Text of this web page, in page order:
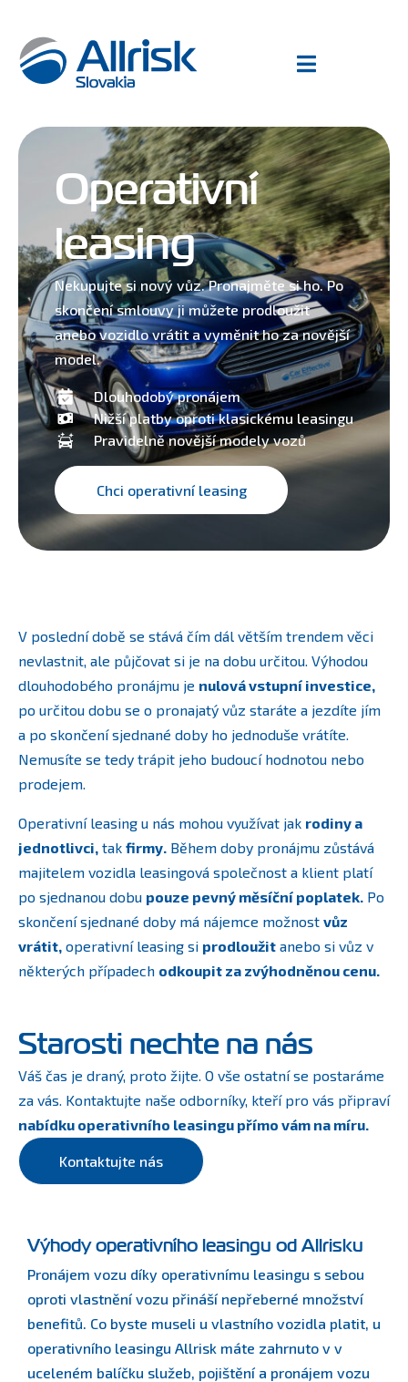
Operativní
leasing
Nekupujte si nový vůz. Pronajměte si ho. Po
skončení smlouvy ji můžete prodloužit
anebo vozidlo vrátit a vyměnit ho za novější
model.
Dlouhodobý pronájem
Nižší platby oproti klasickému leasingu
Pravidelně novější modely vozů
Chci operativní leasing
V poslední době se stává čím dál větším trendem věci
nevlastnit, ale půjčovat si je na dobu určitou. Výhodou
dlouhodobého pronájmu je nulová vstupní investice,
po určitou dobu se o pronajatý vůz staráte a jezdíte jím
a po skončení sjednané doby ho jednoduše vrátíte.
Nemusíte se tedy trápit jeho budoucí hodnotou nebo
prodejem.
Operativní leasing u nás mohou využívat jak rodiny a
jednotlivci, tak firmy. Během doby pronájmu zůstává
majitelem vozidla leasingová společnost a klient platí
po sjednanou dobu pouze pevný měsíční poplatek. Po
skončení sjednané doby má nájemce možnost vůz
vrátit, operativní leasing si prodloužit anebo si vůz v
některých případech odkoupit za zvýhodněnou cenu.
Starosti nechte na nás
Váš čas je draný, proto žijte. O vše ostatní se postaráme
za vás. Kontaktujte naše odborníky, kteří pro vás připraví
nabídku operativního leasingu přímo vám na míru.
Kontaktujte nás
Výhody operativního leasingu od Allrisku
Pronájem vozu díky operativnímu leasingu s sebou
oproti vlastnění vozu přináší nepřeberné množství
benefitů. Co byste museli u vlastního vozidla platit, u
operativního leasingu Allrisk máte zahrnuto v v
uceleném balíčku služeb, pojištění a pronájem vozu